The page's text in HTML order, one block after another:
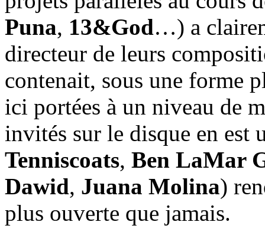
Puna, 13&God…) a
directeur de leurs
contenait, sous une forme
ici portées à un niveau de
invités sur le disque en est
Tenniscoats, Ben LaMar
Dawid, Juana Molina)
plus ouverte que jamais.